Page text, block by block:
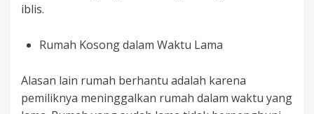
iblis.
Rumah Kosong dalam Waktu Lama
Alasan lain rumah berhantu adalah karena
pemiliknya meninggalkan rumah dalam waktu yang